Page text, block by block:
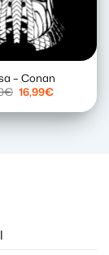
– Conan
€ El
precio
original
era:
16,99€El
actual
es: